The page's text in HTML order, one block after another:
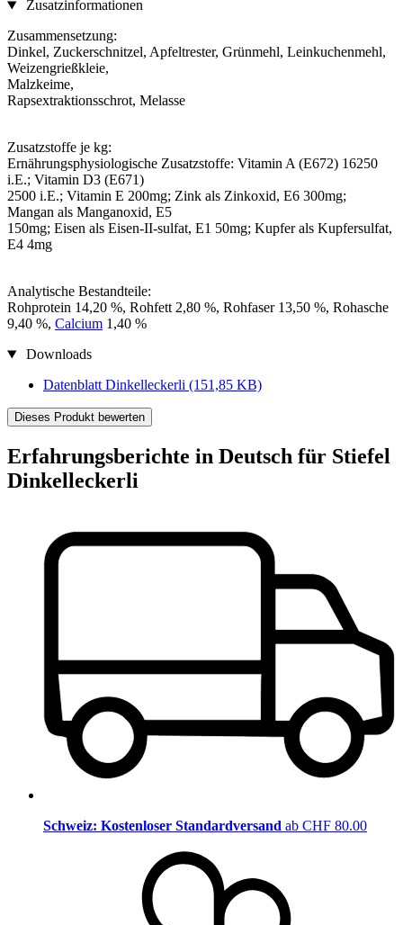
Zusatzinformationen
Zusammensetzung:
Dinkel, Zuckerschnitzel, Apfeltrester, Grünmehl, Leinkuchenmehl,
Weizengrießkleie,
Malzkeime,
Rapsextraktionsschrot, Melasse
Zusatzstoffe je kg:
Ernährungsphysiologische Zusatzstoffe: Vitamin A (E672) 16250
i.E.; Vitamin D3 (E671)
2500 i.E.; Vitamin E 200mg; Zink als Zinkoxid, E6 300mg;
Mangan als Manganoxid, E5
150mg; Eisen als Eisen-II-sulfat, E1 50mg; Kupfer als Kupfersulfat,
E4 4mg
Analytische Bestandteile:
Rohprotein 14,20 %, Rohfett 2,80 %, Rohfaser 13,50 %, Rohasche
9,40 %, Calcium 1,40 %
Downloads
Datenblatt Dinkelleckerli (151,85 KB)
Dieses Produkt bewerten
Erfahrungsberichte in Deutsch für Stiefel
Dinkelleckerli
Schweiz: Kostenloser Standardversand ab CHF 80.00